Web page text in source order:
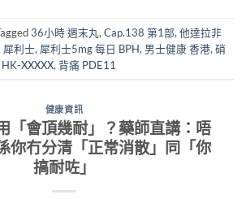
36小時 週末丸, Cap.138 第1部, 他達拉非
犀利士, 犀利士5mg 每日 BPH, 男士健康 香港, 硝
XXXXX, 背痛 PDE11
健康資訊
「會頂幾耐」？藥師直講：唔
你冇分清「正常消散」同「你
搞耐咗」